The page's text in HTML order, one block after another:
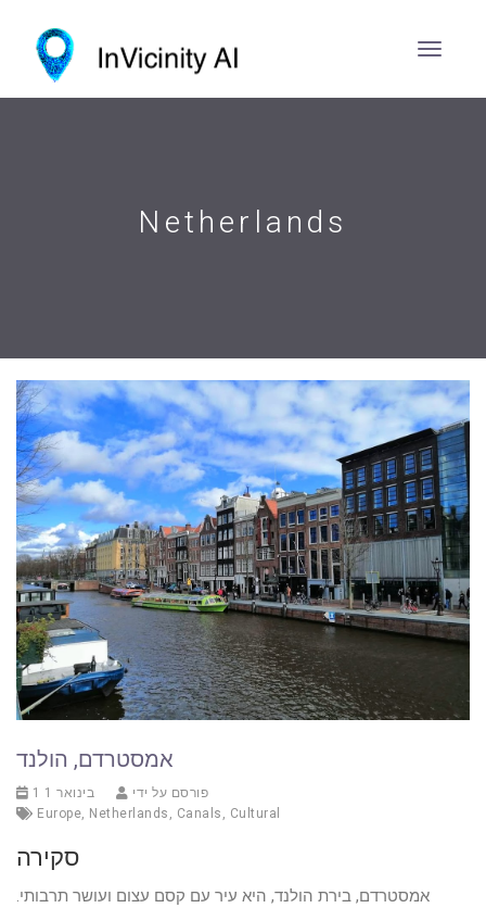
Netherlands
אמסטרדם, הולנד
1 בינואר 1
פורסם על ידי
Europe, Netherlands , Canals , Cultural
סקירה
אמסטרדם, בירת הולנד, היא עיר עם קסם עצום ועושר תרבותי.